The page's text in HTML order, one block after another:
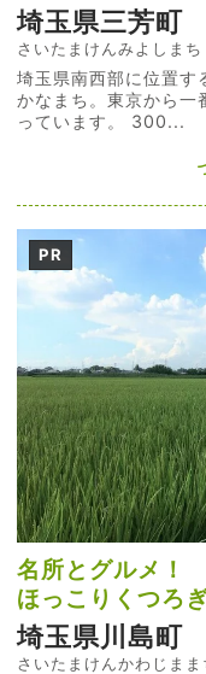
埼玉県三芳町
さいたまけんみよしまち
埼玉県南西部に位置す
かなまち。東京から一
っています。 300...
PR
名所とグルメ！
ほっこりくつろ
埼玉県川島町
さいたまけんかわじまま